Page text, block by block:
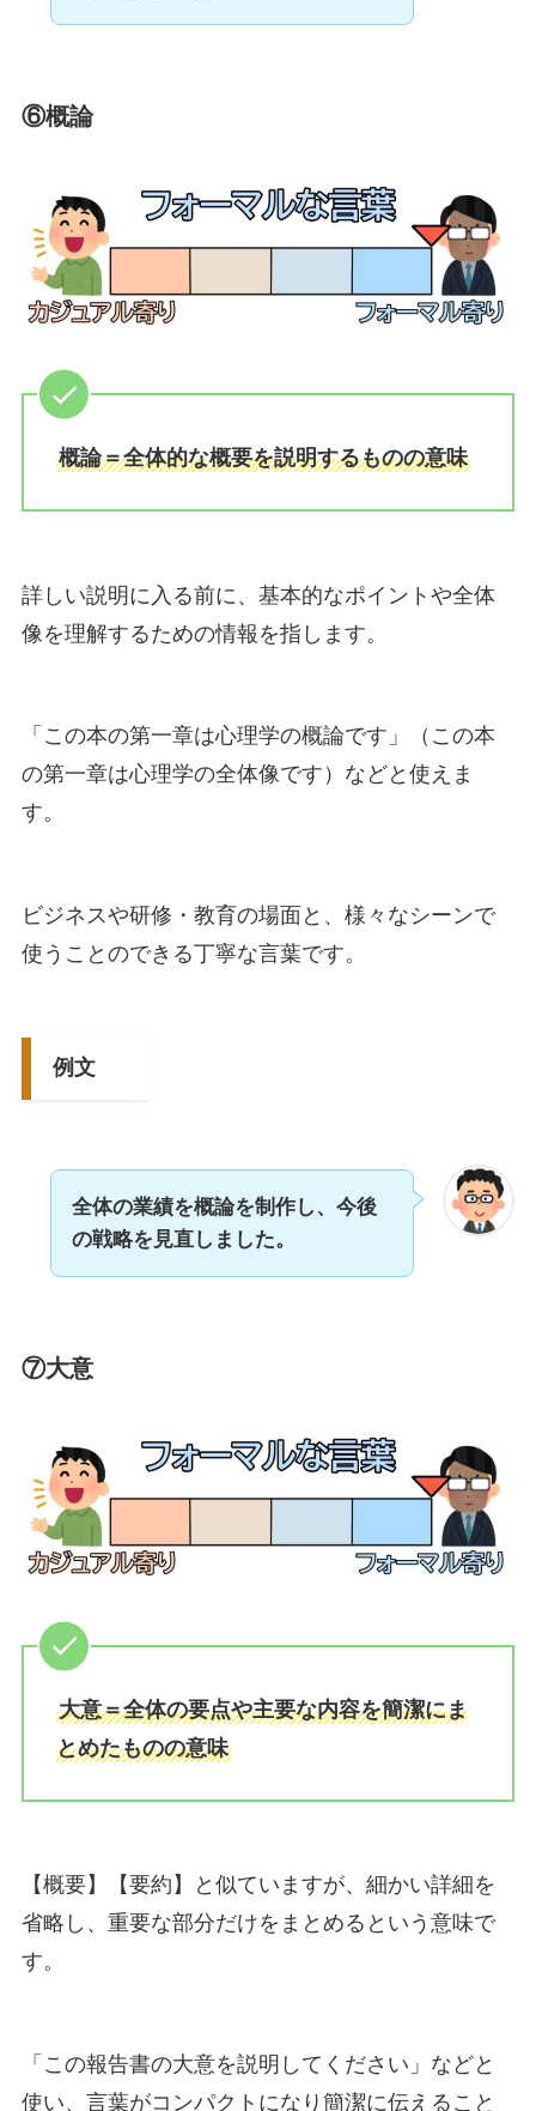
⑥概論
概論＝全体的な概要を説明するものの意味
詳しい説明に入る前に、基本的なポイントや全体
像を理解するための情報を指します。
「この本の第一章は心理学の概論です」（この本
の第一章は心理学の全体像です）などと使えま
す。
ビジネスや研修・教育の場面と、様々なシーンで
使うことのできる丁寧な言葉です。
例文
全体の業績を概論を制作し、今後
の戦略を見直しました。
⑦大意
大意＝全体の要点や主要な内容を簡潔にま
とめたものの意味
【概要】【要約】と似ていますが、細かい詳細を
省略し、重要な部分だけをまとめるという意味で
す。
「この報告書の大意を説明してください」などと
使い、言葉がコンパクトになり簡潔に伝えること